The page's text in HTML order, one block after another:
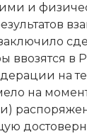
и
ввозятся
на
на